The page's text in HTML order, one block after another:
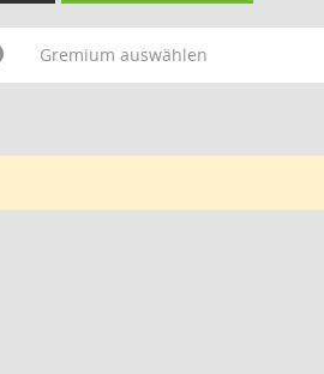
Gremium auswählen